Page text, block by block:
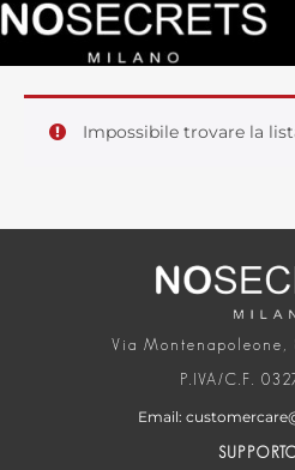
Impossibile trovare la
Via Montenapoleone,
P.IVA/C.F.
Email: